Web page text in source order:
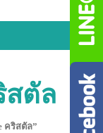
สตัล
คริสตัล”